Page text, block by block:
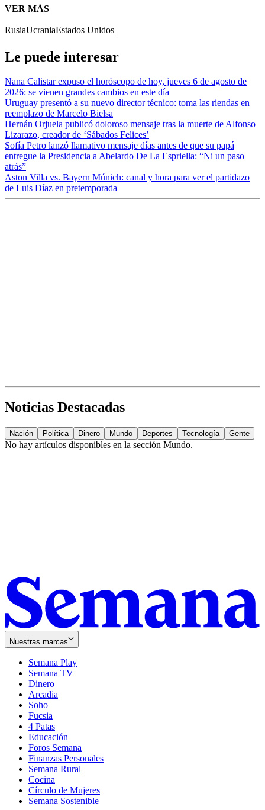
VER MÁS
RusiaUcraniaEstados Unidos
Le puede interesar
Nana Calistar expuso el horóscopo de hoy, jueves 6 de agosto de
2026: se vienen grandes cambios en este día
Uruguay presentó a su nuevo director técnico: toma las riendas en
reemplazo de Marcelo Bielsa
Hernán Orjuela publicó doloroso mensaje tras la muerte de Alfonso
Lizarazo, creador de ‘Sábados Felices’
Sofía Petro lanzó llamativo mensaje días antes de que su papá
entregue la Presidencia a Abelardo De La Espriella: “Ni un paso
atrás”
Aston Villa vs. Bayern Múnich: canal y hora para ver el partidazo
de Luis Díaz en pretemporada
Noticias Destacadas
Nación Política Dinero Mundo Deportes Tecnología Gente
No hay artículos disponibles en la sección Mundo.
Nuestras marcas
Semana Play
Semana TV
Dinero
Arcadia
Soho
in
new
window
Fucsia
in
new
window
4 Patas
Educación
Foros Semana
Finanzas Personales
Semana Rural
Cocina
Círculo de Mujeres
Semana Sostenible